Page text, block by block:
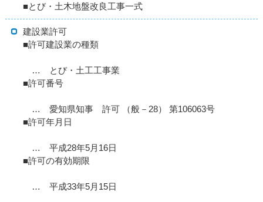
■とび・土木地盤改良工事一式
建設業許可
■許可建設業の種類
… とび・土工工事業
■許可番号
… 愛知県知事 許可 （般－28） 第106063号
■許可年月日
… 平成28年5月16日
■許可の有効期限
… 平成33年5月15日